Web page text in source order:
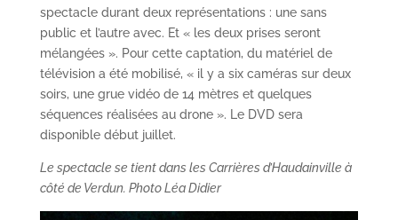
spectacle durant deux représentations : une sans
public et l’autre avec. Et « les deux prises seront
mélangées ». Pour cette captation, du matériel de
télévision a été mobilisé, « il y a six caméras sur deux
soirs, une grue vidéo de 14 mètres et quelques
séquences réalisées au drone ». Le DVD sera
disponible début juillet.
Le spectacle se tient dans les Carrières d’Haudainville à
côté de Verdun. Photo Léa Didier